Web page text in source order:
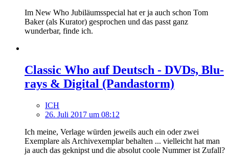
Im New Who Jubiläumsspecial hat er ja auch schon Tom
Baker (als Kurator) gesprochen und das passt ganz
wunderbar, finde ich.
Classic Who auf Deutsch - DVDs, Blu-
rays & Digital (Pandastorm)
ICH
26. Juli 2017 um 08:12
Ich meine, Verlage würden jeweils auch ein oder zwei
Exemplare als Archivexemplar behalten ... vielleicht hat man
ja auch das geknipst und die absolut coole Nummer ist Zufall?